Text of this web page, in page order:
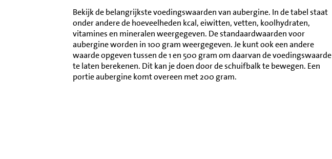
Bekijk de belangrijkste voedingswaarden van aubergine. In de tabel staat
onder andere de hoeveelheden kcal, eiwitten, vetten, koolhydraten,
vitamines en mineralen weergegeven. De standaardwaarden voor
aubergine worden in 100 gram weergegeven. Je kunt ook een andere
waarde opgeven tussen de 1 en 500 gram om daarvan de voedingswaarde
te laten berekenen. Dit kan je doen door de schuifbalk te bewegen. Een
portie aubergine komt overeen met 200 gram.